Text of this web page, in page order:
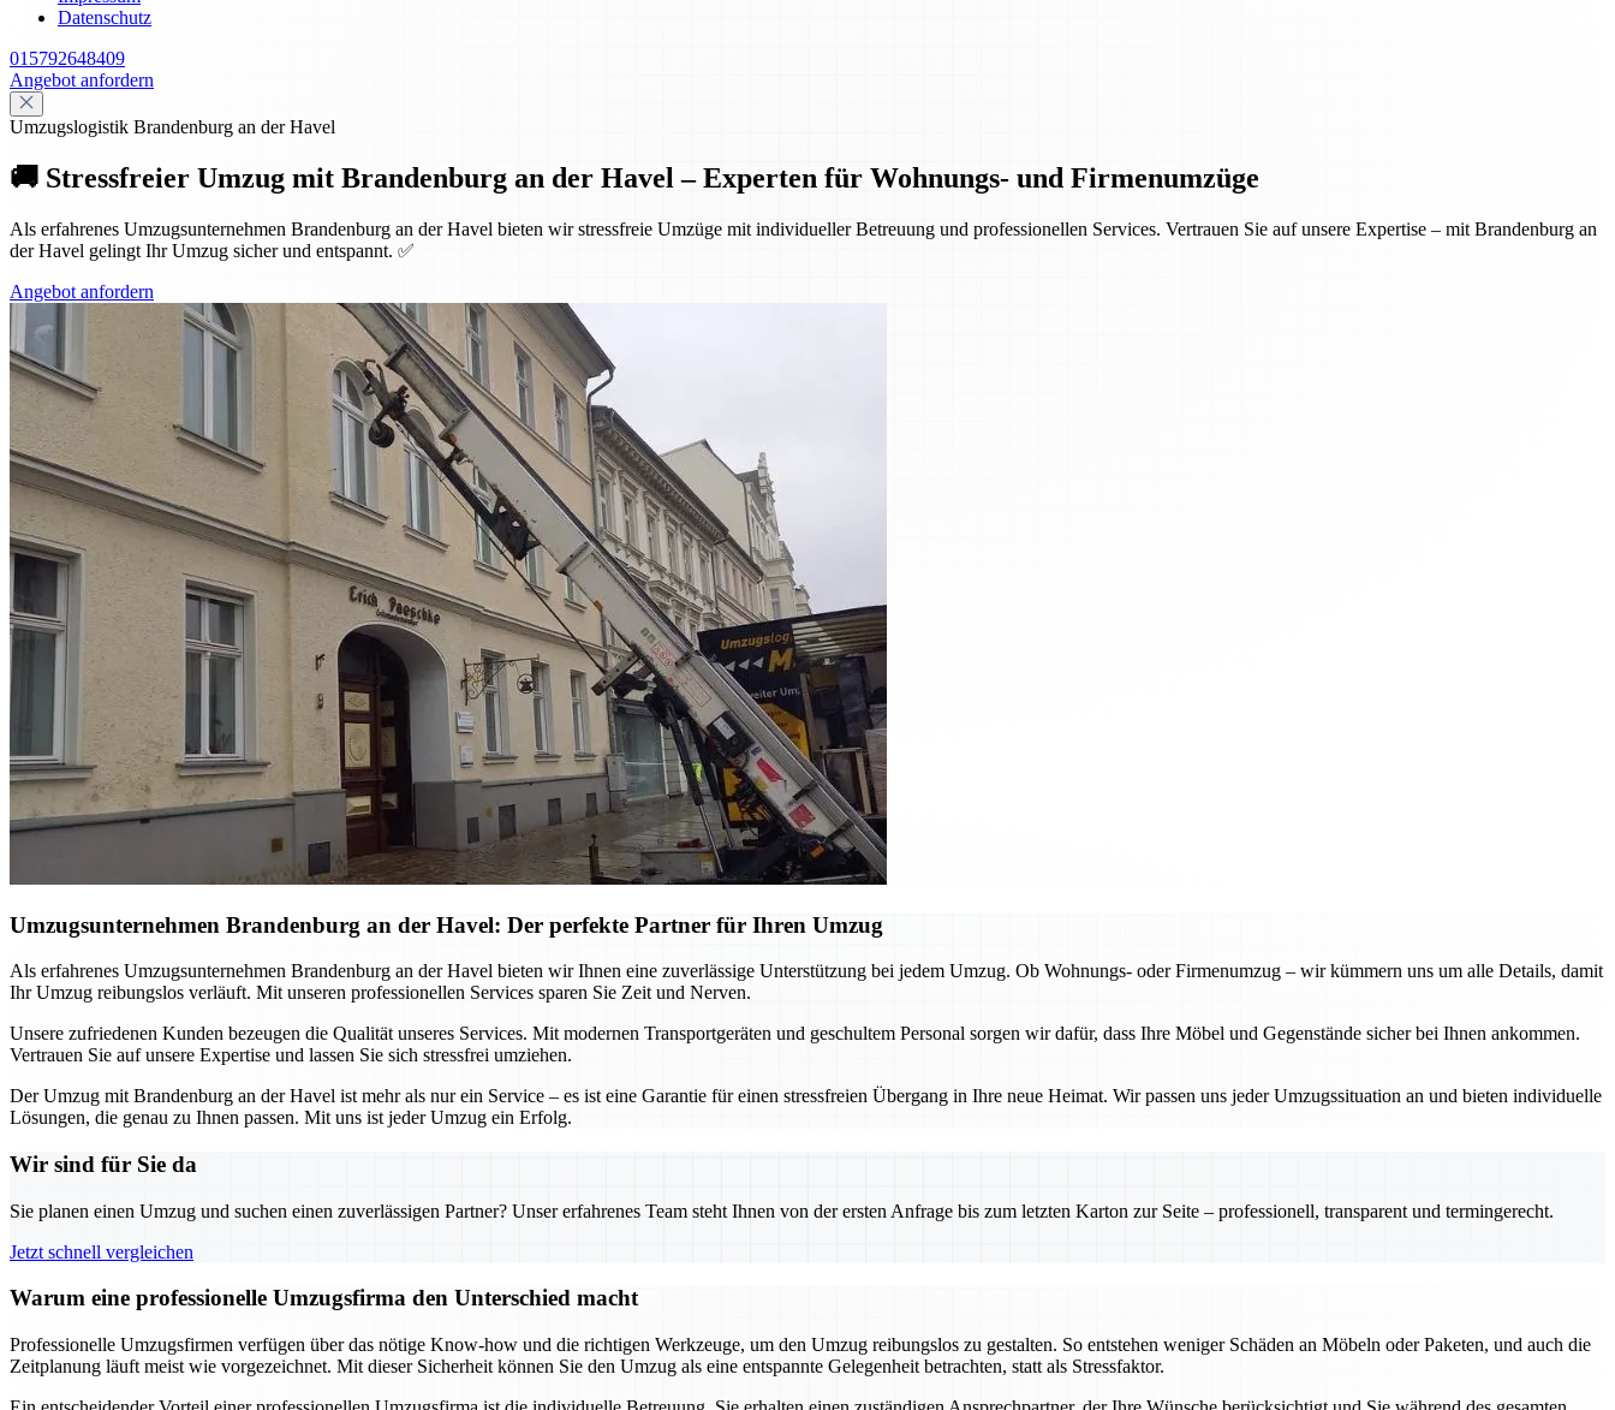
Datenschutz
015792648409
Angebot anfordern
Umzugslogistik Brandenburg an der Havel
🚚 Stressfreier Umzug mit Brandenburg an der Havel – Experten für Wohnungs- und Firmenumzüge
Als erfahrenes Umzugsunternehmen Brandenburg an der Havel bieten wir stressfreie Umzüge mit individueller Betreuung und professionellen Services. Vertrauen Sie auf unsere Expertise – mit Brandenburg an
der Havel gelingt Ihr Umzug sicher und entspannt. ✅
Angebot anfordern
Umzugsunternehmen Brandenburg an der Havel: Der perfekte Partner für Ihren Umzug
Als erfahrenes Umzugsunternehmen Brandenburg an der Havel bieten wir Ihnen eine zuverlässige Unterstützung bei jedem Umzug. Ob Wohnungs- oder Firmenumzug – wir kümmern uns um alle Details, damit
Ihr Umzug reibungslos verläuft. Mit unseren professionellen Services sparen Sie Zeit und Nerven.
Unsere zufriedenen Kunden bezeugen die Qualität unseres Services. Mit modernen Transportgeräten und geschultem Personal sorgen wir dafür, dass Ihre Möbel und Gegenstände sicher bei Ihnen ankommen.
Vertrauen Sie auf unsere Expertise und lassen Sie sich stressfrei umziehen.
Der Umzug mit Brandenburg an der Havel ist mehr als nur ein Service – es ist eine Garantie für einen stressfreien Übergang in Ihre neue Heimat. Wir passen uns jeder Umzugssituation an und bieten individuelle
Lösungen, die genau zu Ihnen passen. Mit uns ist jeder Umzug ein Erfolg.
Wir sind für Sie da
Sie planen einen Umzug und suchen einen zuverlässigen Partner? Unser erfahrenes Team steht Ihnen von der ersten Anfrage bis zum letzten Karton zur Seite – professionell, transparent und termingerecht.
Jetzt schnell vergleichen
Warum eine professionelle Umzugsfirma den Unterschied macht
Professionelle Umzugsfirmen verfügen über das nötige Know-how und die richtigen Werkzeuge, um den Umzug reibungslos zu gestalten. So entstehen weniger Schäden an Möbeln oder Paketen, und auch die
Zeitplanung läuft meist wie vorgezeichnet. Mit dieser Sicherheit können Sie den Umzug als eine entspannte Gelegenheit betrachten, statt als Stressfaktor.